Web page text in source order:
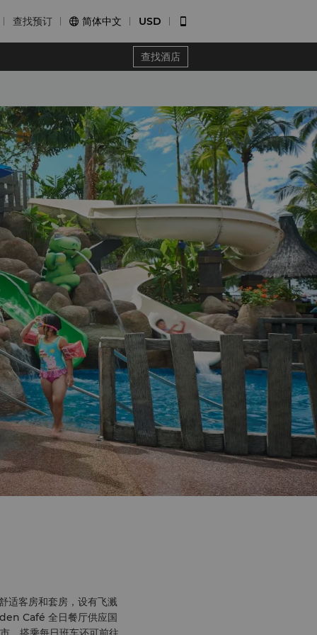
查找预订  简体中文 USD 
查找酒店
适客房和套房，设有飞溅
Café 全日餐厅供应国